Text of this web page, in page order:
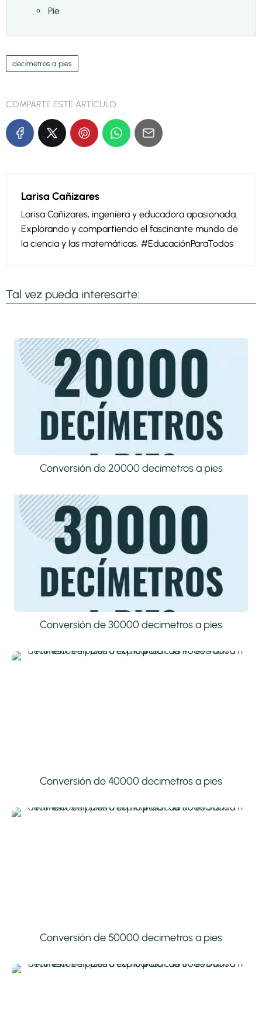
Pie
decímetros a pies
COMPARTE ESTE ARTÍCULO
Larisa Cañizares
Larisa Cañizares, ingeniera y educadora apasionada.
Explorando y compartiendo el fascinante mundo de
la ciencia y las matemáticas. #EducaciónParaTodos
Tal vez pueda interesarte:
Conversión de 20000 decimetros a pies
Conversión de 30000 decimetros a pies
Conversión de 40000 decimetros a pies
Conversión de 50000 decimetros a pies